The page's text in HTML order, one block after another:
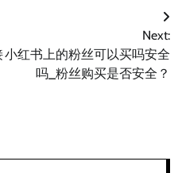
Next:
小红书上的粉丝可以买吗安全
吗_粉丝购买是否安全？